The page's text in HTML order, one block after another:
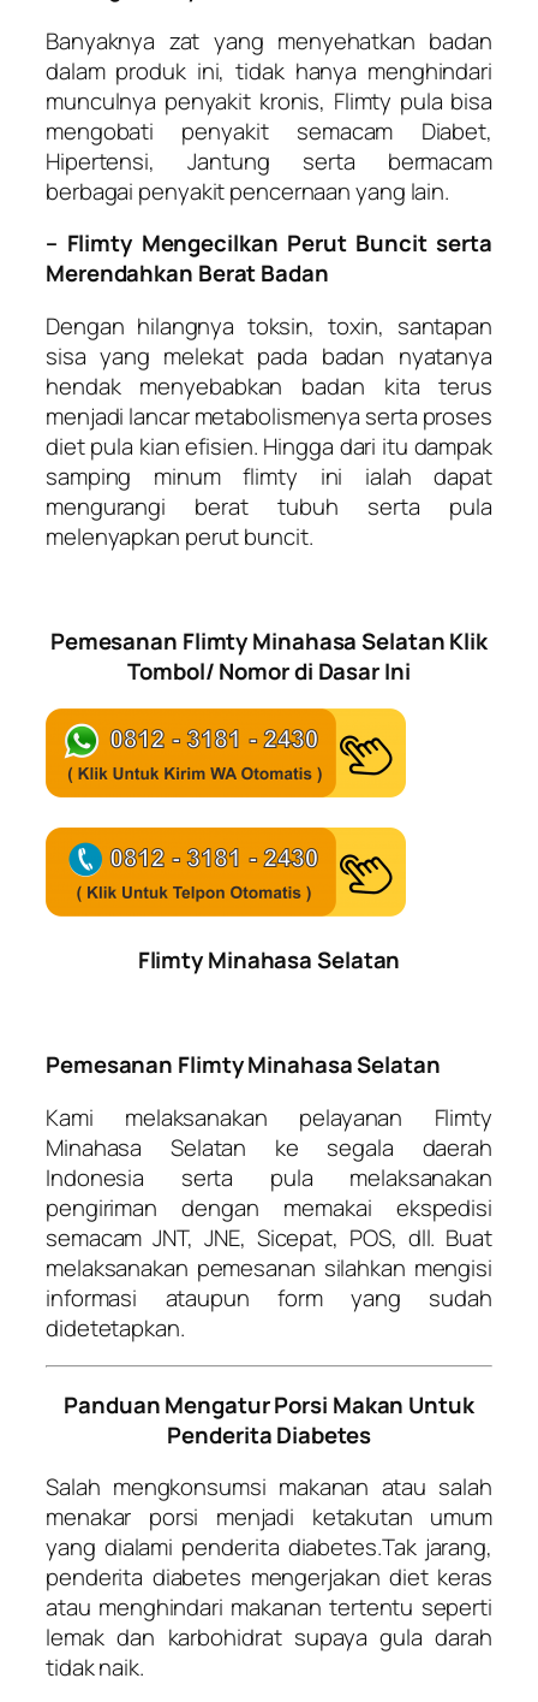
Banyaknya zat yang menyehatkan badan
dalam produk ini, tidak hanya menghindari
munculnya penyakit kronis, Flimty pula bisa
mengobati penyakit semacam Diabet,
Hipertensi, Jantung serta bermacam
berbagai penyakit pencernaan yang lain.
– Flimty Mengecilkan Perut Buncit serta
Merendahkan Berat Badan
Dengan hilangnya toksin, toxin, santapan
sisa yang melekat pada badan nyatanya
hendak menyebabkan badan kita terus
menjadi lancar metabolismenya serta proses
diet pula kian efisien. Hingga dari itu dampak
samping minum flimty ini ialah dapat
mengurangi berat tubuh serta pula
melenyapkan perut buncit.
Pemesanan Flimty Minahasa Selatan Klik
Tombol/ Nomor di Dasar Ini
Flimty Minahasa Selatan
Pemesanan Flimty Minahasa Selatan
Kami melaksanakan pelayanan Flimty
Minahasa Selatan ke segala daerah
Indonesia serta pula melaksanakan
pengiriman dengan memakai ekspedisi
semacam JNT, JNE, Sicepat, POS, dll. Buat
melaksanakan pemesanan silahkan mengisi
informasi ataupun form yang sudah
didetetapkan.
Panduan Mengatur Porsi Makan Untuk
Penderita Diabetes
Salah mengkonsumsi makanan atau salah
menakar porsi menjadi ketakutan umum
yang dialami penderita diabetes.Tak jarang,
penderita diabetes mengerjakan diet keras
atau menghindari makanan tertentu seperti
lemak dan karbohidrat supaya gula darah
tidak naik.